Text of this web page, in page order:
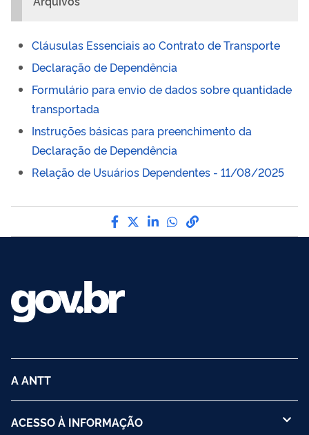
Cláusulas Essenciais ao Contrato de Transporte
Declaração de Dependência
Formulário para envio de dados sobre quantidade
transportada
Instruções básicas para preenchimento da
Declaração de Dependência
Relação de Usuários Dependentes - 11/08/2025
Compartilhe por Facebook
Compartilhe por Twitter
Compartilhe por
Compartilhe por
link para Copiar
A ANTT
ACESSO À INFORMAÇÃO